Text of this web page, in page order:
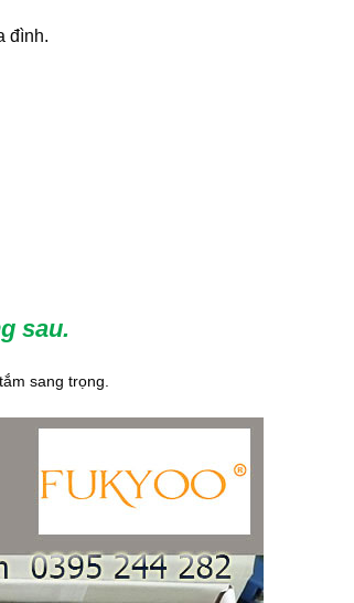
đình.
sau.
sang trọng.